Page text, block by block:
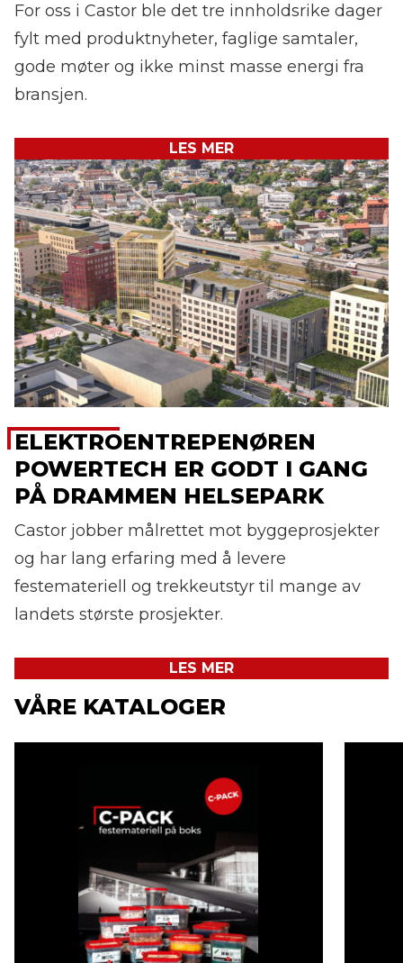
For oss i Castor ble det tre innholdsrike dager
fylt med produktnyheter, faglige samtaler,
gode møter og ikke minst masse energi fra
bransjen.
LES MER
ELEKTROENTREPENØREN
POWERTECH ER GODT I GANG
PÅ DRAMMEN HELSEPARK
Castor jobber målrettet mot byggeprosjekter
og har lang erfaring med å levere
festemateriell og trekkeutstyr til mange av
landets største prosjekter.
LES MER
VÅRE KATALOGER